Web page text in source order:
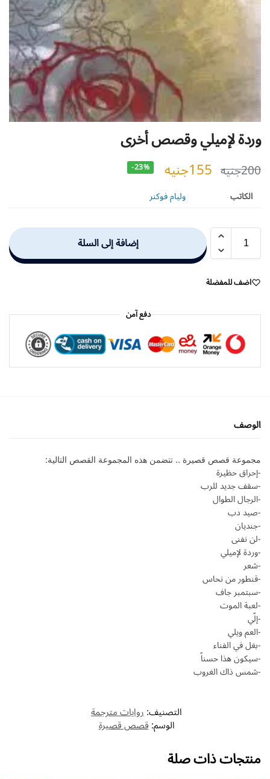
وردة لإميلي وقصص أخرى
200جنيه 155جنيه -23%
الكاتب وليام فوكنر
إضافة إلى السلة
اضف للمفضلة
دفع آمن
الوصف
مجموعة قصص قصيرة .. تتضمن هذه المجموعة القصص التالية:
-إحراق حظيرة
-سقف جديد للرب
-الرجال الطوال
-صيد دب
-جنديان
-لن نفنى
-وردة لإميلي
-شعر
-قنطور من نحاس
-سبتمبر جاف
-لعبة الموت
-إلّي
-العم ويلي
-بغل في الفناء
-سيكون هذا حسناً
-شمس ذاك الغروب
التصنيف:روايات مترجمة
الوسم:قصص قصيرة
منتجات ذات صلة